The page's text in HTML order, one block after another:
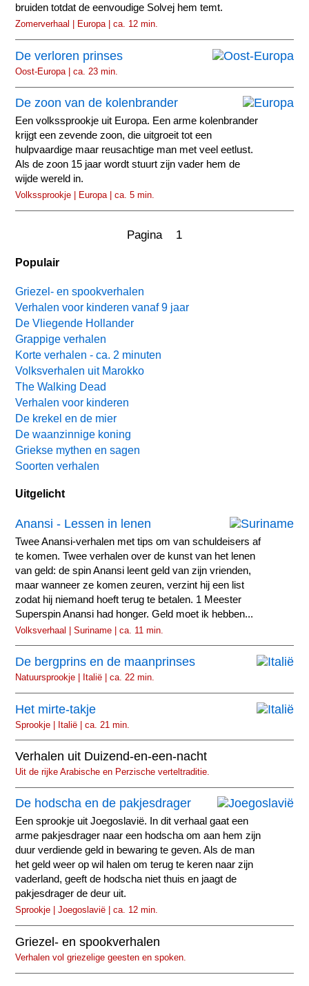
bruiden totdat de eenvoudige Solvej hem temt.
Zomerverhaal | Europa | ca. 12 min.
De verloren prinses
Oost-Europa | ca. 23 min.
De zoon van de kolenbrander
Een volkssprookje uit Europa. Een arme kolenbrander
krijgt een zevende zoon, die uitgroeit tot een
hulpvaardige maar reusachtige man met veel eetlust.
Als de zoon 15 jaar wordt stuurt zijn vader hem de
wijde wereld in.
Volkssprookje | Europa | ca. 5 min.
Pagina 1
Populair
Griezel- en spookverhalen
Verhalen voor kinderen vanaf 9 jaar
De Vliegende Hollander
Grappige verhalen
Korte verhalen - ca. 2 minuten
Volksverhalen uit Marokko
The Walking Dead
Verhalen voor kinderen
De krekel en de mier
De waanzinnige koning
Griekse mythen en sagen
Soorten verhalen
Uitgelicht
Anansi - Lessen in lenen
Twee Anansi-verhalen met tips om van schuldeisers af
te komen. Twee verhalen over de kunst van het lenen
van geld: de spin Anansi leent geld van zijn vrienden,
maar wanneer ze komen zeuren, verzint hij een list
zodat hij niemand hoeft terug te betalen. 1 Meester
Superspin Anansi had honger. Geld moet ik hebben...
Volksverhaal | Suriname | ca. 11 min.
De bergprins en de maanprinses
Natuursprookje | Italië | ca. 22 min.
Het mirte-takje
Sprookje | Italië | ca. 21 min.
Verhalen uit Duizend-en-een-nacht
Uit de rijke Arabische en Perzische verteltraditie.
De hodscha en de pakjesdrager
Een sprookje uit Joegoslavië. In dit verhaal gaat een
arme pakjesdrager naar een hodscha om aan hem zijn
duur verdiende geld in bewaring te geven. Als de man
het geld weer op wil halen om terug te keren naar zijn
vaderland, geeft de hodscha niet thuis en jaagt de
pakjesdrager de deur uit.
Sprookje | Joegoslavië | ca. 12 min.
Griezel- en spookverhalen
Verhalen vol griezelige geesten en spoken.